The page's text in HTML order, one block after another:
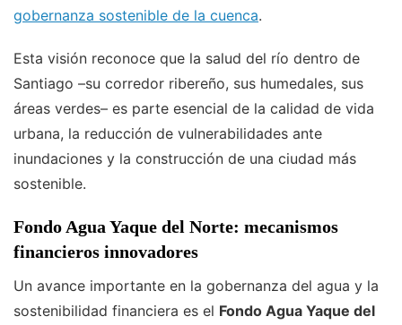
gobernanza sostenible de la cuenca.
Esta visión reconoce que la salud del río dentro de
Santiago –su corredor ribereño, sus humedales, sus
áreas verdes– es parte esencial de la calidad de vida
urbana, la reducción de vulnerabilidades ante
inundaciones y la construcción de una ciudad más
sostenible.
Fondo Agua Yaque del Norte: mecanismos
financieros innovadores
Un avance importante en la gobernanza del agua y la
sostenibilidad financiera es el Fondo Agua Yaque del